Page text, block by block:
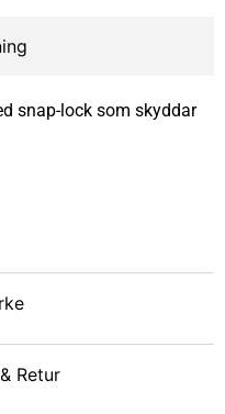
Retur
snap-lock som skyddar